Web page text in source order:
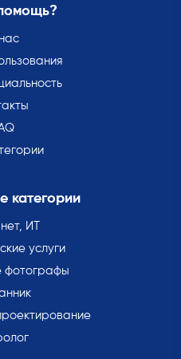
категории
ИТ
услуги
фотографы